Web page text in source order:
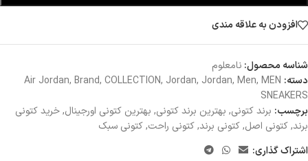
افزودن به علاقه مندی
شناسه محصول: نامعلوم
دسته:
Air Jordan, Brand, COLLECTION, Jordan, Jordan, Men, MEN
SNEAKERS
برچسب: برند کتونی, بهترین برند کتونی, بهترین کتونی اورجینال,خرید کتونی
برند,کتونی اصل,کتونی برند,کتونی راحت,کتونی سبک
اشتراک گذاری: